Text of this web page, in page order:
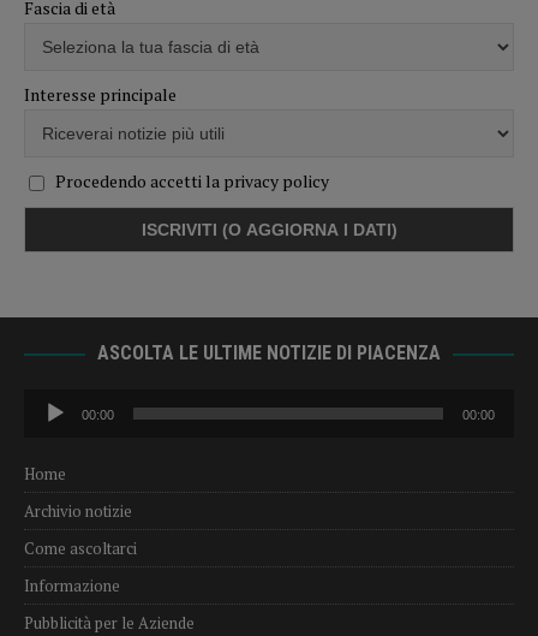
Fascia di età
Interesse principale
Procedendo accetti la privacy policy
ASCOLTA LE ULTIME NOTIZIE DI PIACENZA
Audio
Player
00:00 00:00
Home
Archivio notizie
Come ascoltarci
Informazione
Pubblicità per le Aziende